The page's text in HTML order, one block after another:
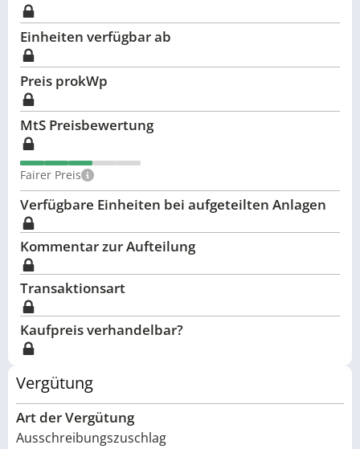
Einheiten verfügbar ab
Preis prokWp
MtS Preisbewertung
Fairer Preis
Verfügbare Einheiten bei aufgeteilten Anlagen
Kommentar zur Aufteilung
Transaktionsart
Kaufpreis verhandelbar?
Vergütung
Art der Vergütung
Ausschreibungszuschlag